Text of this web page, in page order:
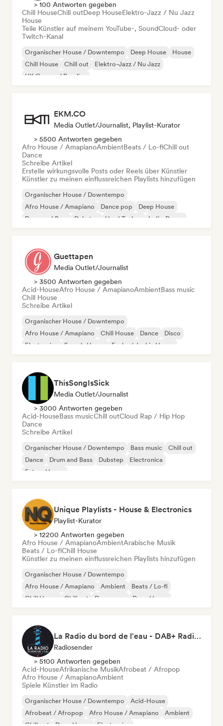
> 100 Antworten gegeben
Chill HouseChill outDeep HouseElektro-Jazz / Nu Jazz
House
Teile Künstler auf meinem YouTube-, SoundCloud- oder
Twitch-Kanal
Organischer House / Downtempo Deep House
House
Chill House
Chill out
Elektro-Jazz / Nu Jazz
UK Garage / Bassline
EKM.CO
Media Outlet/Journalist, Playlist-Kurator
> 5500 Antworten gegeben
Afro House / AmapianoAmbientBeats / Lo-fiChill out
Dance
Schreibe Artikel
Erstelle wirkungsvolle Posts oder Reels über Künstler
Künstler zu meinen einflussreichen Playlists hinzufügen
Organischer House / Downtempo
Afro House / Amapiano
Dance pop
Deep House
Drum and Bass
Dubstep Hard Techno Indie-Dance
Guettapen
Media Outlet/Journalist
> 3500 Antworten gegeben
Acid-HouseAfro House / AmapianoAmbientBass music
Chill House
Schreibe Artikel
Organischer House / Downtempo
Afro House / Amapiano
Chill House Dance
Disco
Electronica
French-House Funky / Jackin House
ThisSongIsSick
Media Outlet/Journalist
> 3000 Antworten gegeben
Acid-HouseBass musicChill outCloud Rap / Hip Hop
Dance
Schreibe Artikel
Organischer House / Downtempo Bass music
Chill out
Dance
Drum and Bass Dubstep
Electronica
Future House
Unique Playlists - House & Electronics
Playlist-Kurator
> 12200 Antworten gegeben
Afro House / AmapianoAmbientArabische Musik
Beats / Lo-fiChill House
Künstler zu meinen einflussreichen Playlists hinzufügen
Organischer House / Downtempo
Afro House / Amapiano
Ambient
Beats / Lo-fi
Chill House
Chill out Dance pop Deep House
La Radio du bord de l'eau - DAB+ Radio Station (Switzerland)
Radiosender
> 5100 Antworten gegeben
Acid-HouseAfrikanische MusikAfrobeat / Afropop
Afro House / AmapianoAmbient
Spiele Künstler im Radio
Organischer House / Downtempo
Acid-House
Afrobeat / Afropop
Afro House / Amapiano
Ambient